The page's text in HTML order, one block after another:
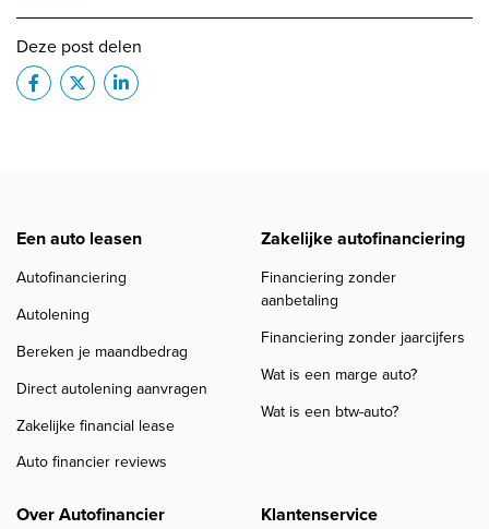
Deze post delen
Een auto leasen
Autofinanciering
Autolening
Bereken je maandbedrag
Direct autolening aanvragen
Zakelijke financial lease
Auto financier reviews
Zakelijke autofinanciering
Financiering zonder
aanbetaling
Financiering zonder jaarcijfers
Wat is een marge auto?
Wat is een btw-auto?
Over Autofinancier
Klantenservice